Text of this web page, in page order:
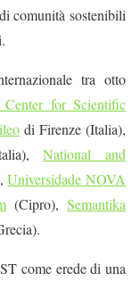
dicomunità sostenibili
.
tra otto
Center for Scientific
di Firenze (Italia),
ia),National and
Universidade NOVA
(Cipro), Semantika
cia).
come erede di una